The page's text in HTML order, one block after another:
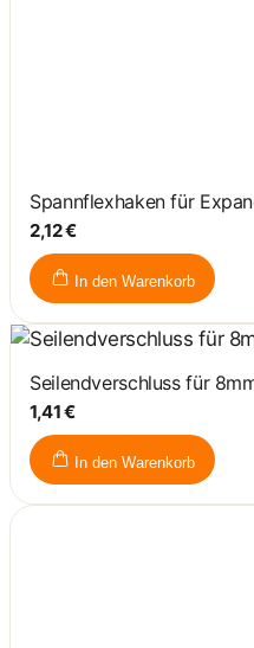
2,12 €
In den Warenkorb
Seilendverschluss für
1,41 €
In den Warenkorb